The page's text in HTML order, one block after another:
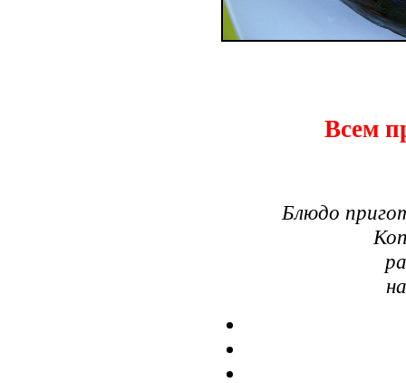
Всем
Блюдо